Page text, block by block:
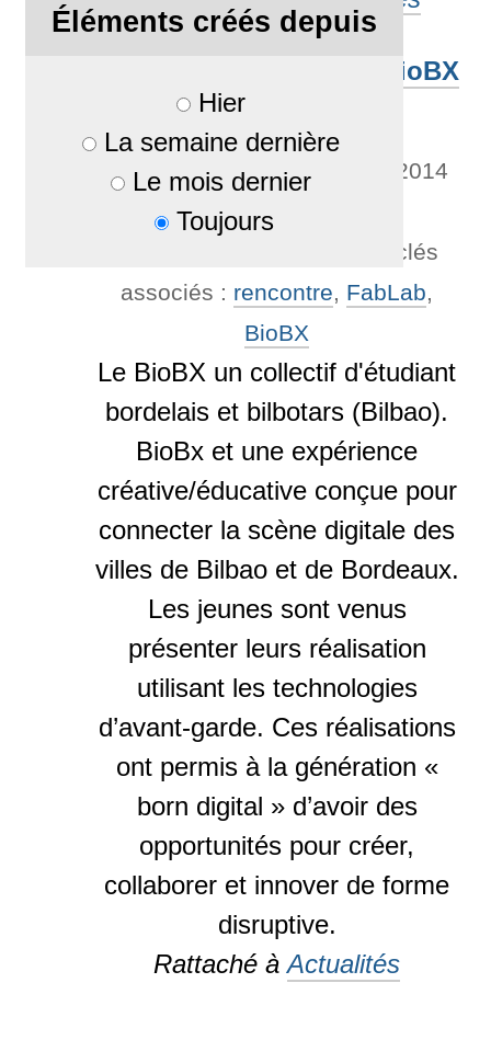
Éléments créés depuis
Hier
La semaine dernière
Le mois dernier
Toujours
Accueil des étudiants de BioBX
au fablab
Par voileux —publié
08/06/2014
—Dernière modification
— Mots-clés
associés : rencontre, FabLab,
BioBX
Le BioBX un collectif d'étudiant
bordelais et bilbotars (Bilbao).
BioBx et une expérience
créative/éducative conçue pour
connecter la scène digitale des
villes de Bilbao et de Bordeaux.
Les jeunes sont venus
présenter leurs réalisation
utilisant les technologies
d’avant-garde. Ces réalisations
ont permis à la génération «
born digital » d’avoir des
opportunités pour créer,
collaborer et innover de forme
disruptive.
Rattaché à Actualités